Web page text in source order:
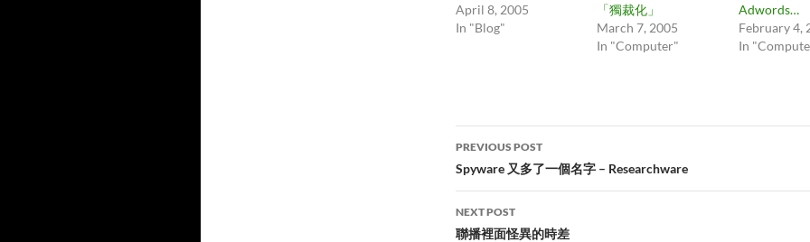
April 8, 2005
In "Blog"
「獨裁化」
March 7, 2005
In "Computer"
Adwords…
February 4,
In
Post
navigation
PREVIOUS POST
Spyware 又多了一個名字 – Researchware
NEXT POST
聯播裡面怪異的時差